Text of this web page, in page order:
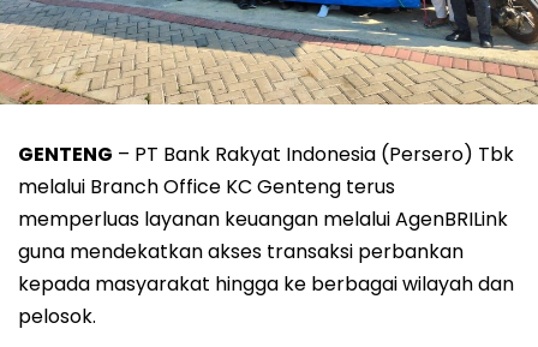
GENTENG – PT Bank Rakyat Indonesia (Persero) Tbk
melalui Branch Office KC Genteng terus
memperluas layanan keuangan melalui AgenBRILink
guna mendekatkan akses transaksi perbankan
kepada masyarakat hingga ke berbagai wilayah dan
pelosok.